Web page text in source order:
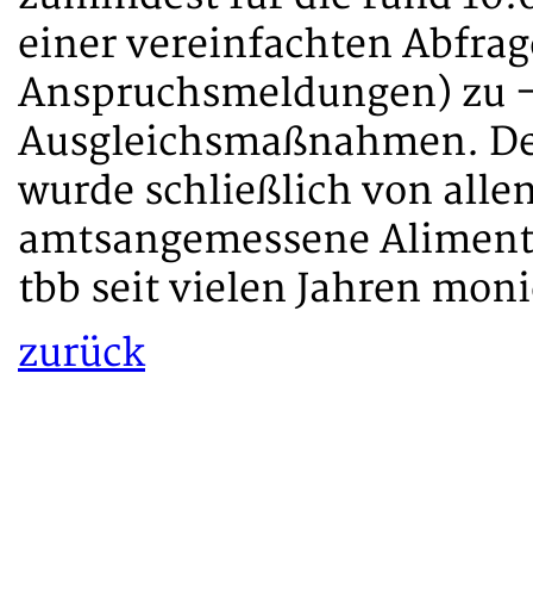
einer vereinfachten
Anspruchsmeldungen) zu
Ausgleichsmaßnahmen.
wurde schließlich von
amtsangemessene
tbb seit vielen Jahren
zurück